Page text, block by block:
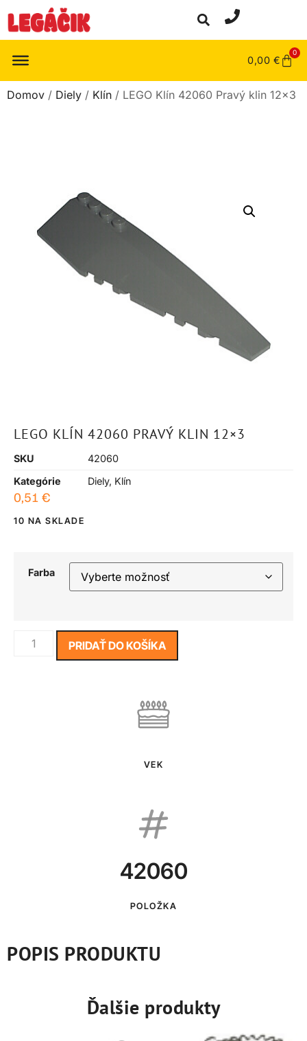
0,00 €
0
Domov / Diely / Klín / LEGO Klín 42060 Pravý klin 12×3
LEGO KLÍN 42060 PRAVÝ KLIN 12×3
SKU
42060
Kategórie
Diely, Klín
0,51 €
10 NA SKLADE
Farba
PRIDAŤ DO KOŠÍKA
VEK
42060
POLOŽKA
POPIS PRODUKTU
Ďalšie produkty